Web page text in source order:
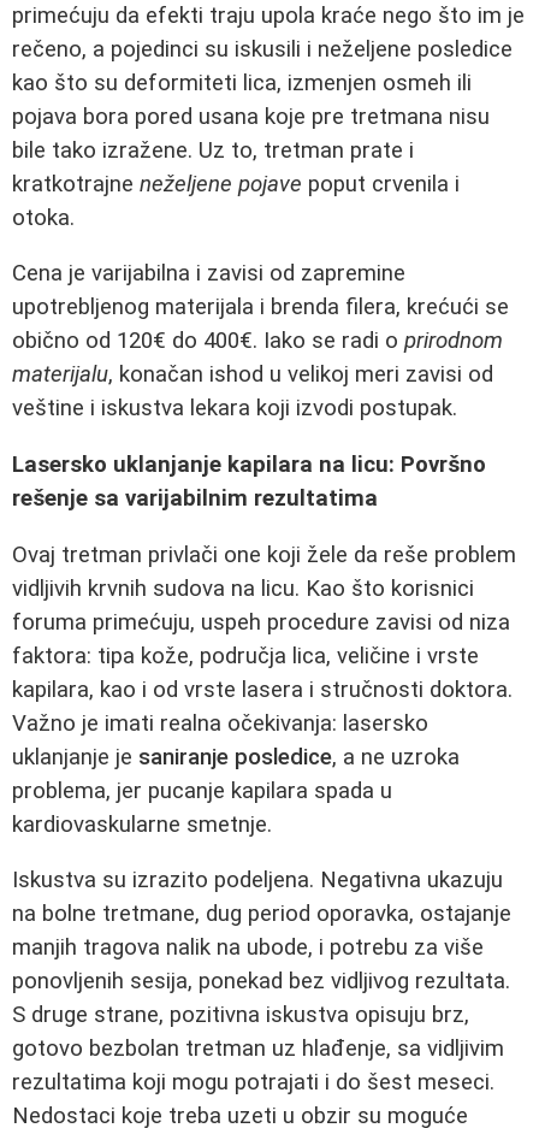
primećuju da efekti traju upola kraće nego što im je
rečeno, a pojedinci su iskusili i neželjene posledice
kao što su deformiteti lica, izmenjen osmeh ili
pojava bora pored usana koje pre tretmana nisu
bile tako izražene. Uz to, tretman prate i
kratkotrajne neželjene pojave poput crvenila i
otoka.
Cena je varijabilna i zavisi od zapremine
upotrebljenog materijala i brenda filera, krećući se
obično od 120€ do 400€. Iako se radi o prirodnom
materijalu, konačan ishod u velikoj meri zavisi od
veštine i iskustva lekara koji izvodi postupak.
Lasersko uklanjanje kapilara na licu: Površno
rešenje sa varijabilnim rezultatima
Ovaj tretman privlači one koji žele da reše problem
vidljivih krvnih sudova na licu. Kao što korisnici
foruma primećuju, uspeh procedure zavisi od niza
faktora: tipa kože, područja lica, veličine i vrste
kapilara, kao i od vrste lasera i stručnosti doktora.
Važno je imati realna očekivanja: lasersko
uklanjanje je saniranje posledice, a ne uzroka
problema, jer pucanje kapilara spada u
kardiovaskularne smetnje.
Iskustva su izrazito podeljena. Negativna ukazuju
na bolne tretmane, dug period oporavka, ostajanje
manjih tragova nalik na ubode, i potrebu za više
ponovljenih sesija, ponekad bez vidljivog rezultata.
S druge strane, pozitivna iskustva opisuju brz,
gotovo bezbolan tretman uz hlađenje, sa vidljivim
rezultatima koji mogu potrajati i do šest meseci.
Nedostaci koje treba uzeti u obzir su moguće